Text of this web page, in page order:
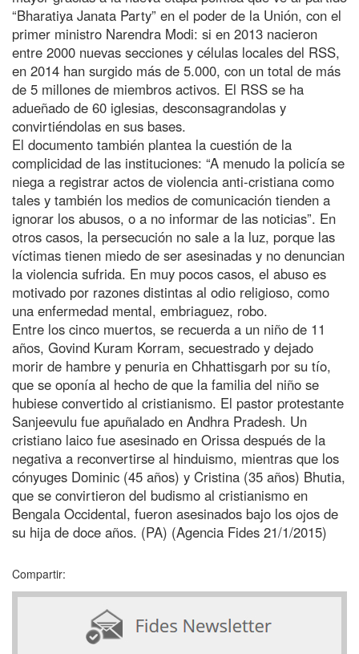
“Bharatiya Janata Party” en el poder de la Unión, con el
primer ministro Narendra Modi: si en 2013 nacieron
entre 2000 nuevas secciones y células locales del RSS,
en 2014 han surgido más de 5.000, con un total de más
de 5 millones de miembros activos. El RSS se ha
adueñado de 60 iglesias, desconsagrandolas y
convirtiéndolas en sus bases.
El documento también plantea la cuestión de la
complicidad de las instituciones: “A menudo la policía se
niega a registrar actos de violencia anti-cristiana como
tales y también los medios de comunicación tienden a
ignorar los abusos, o a no informar de las noticias”. En
otros casos, la persecución no sale a la luz, porque las
víctimas tienen miedo de ser asesinadas y no denuncian
la violencia sufrida. En muy pocos casos, el abuso es
motivado por razones distintas al odio religioso, como
una enfermedad mental, embriaguez, robo.
Entre los cinco muertos, se recuerda a un niño de 11
años, Govind Kuram Korram, secuestrado y dejado
morir de hambre y penuria en Chhattisgarh por su tío,
que se oponía al hecho de que la familia del niño se
hubiese convertido al cristianismo. El pastor protestante
Sanjeevulu fue apuñalado en Andhra Pradesh. Un
cristiano laico fue asesinado en Orissa después de la
negativa a reconvertirse al hinduismo, mientras que los
cónyuges Dominic (45 años) y Cristina (35 años) Bhutia,
que se convirtieron del budismo al cristianismo en
Bengala Occidental, fueron asesinados bajo los ojos de
su hija de doce años. (PA) (Agencia Fides 21/1/2015)
Compartir: